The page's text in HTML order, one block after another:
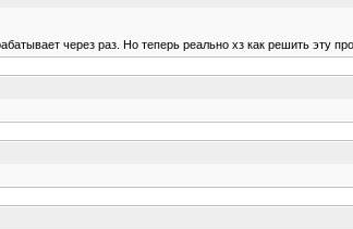
через раз. Но теперь реально хз как решить эту